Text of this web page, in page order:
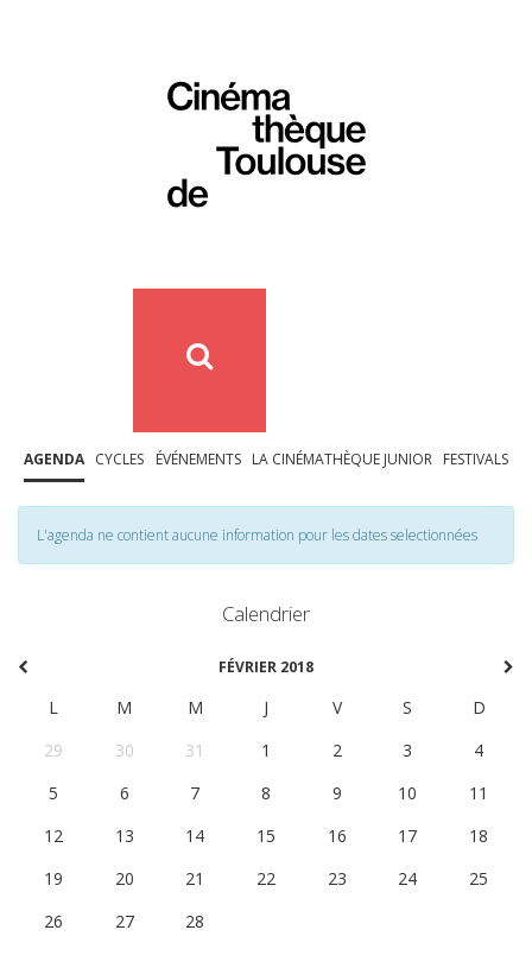
AGENDA CYCLES ÉVÉNEMENTS LA CINÉMATHÈQUE JUNIOR FESTIVALS
L'agenda ne contient aucune information pour les dates selectionnées
Calendrier
FÉVRIER 2018
L M M J V S
D
29
30 31 1 2 3
4
5
6 7 8 9 10
11
12
13 14 15 16 17
18
19
20 21 22 23 24
25
26
27 28